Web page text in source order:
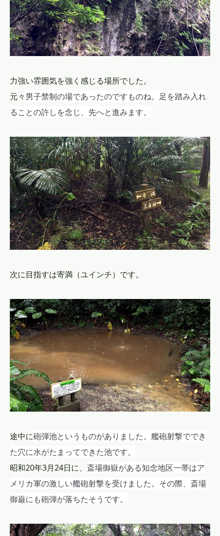
力強い雰囲気を強く感じる場所でした。
元々男子禁制の場であったのですものね。足を踏み入れ
ることの許しを念じ、先へと進みます。
次に目指すは寄満（ユインチ）です。
途中に砲弾池というものがありました。艦砲射撃ででき
た穴に水がたまってできた池です。
昭和20年3月24日に、 斎場御嶽がある知念地区一帯はア
メリカ軍の激しい艦砲射撃を受けました。その際、 斎場
御巌にも砲弾が落ちたそうです。